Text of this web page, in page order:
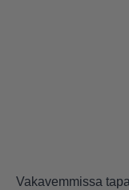
Vakavemmissa